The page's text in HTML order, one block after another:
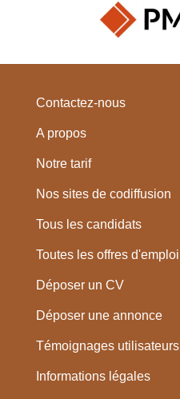
Contactez-nous
A propos
Notre tarif
Nos sites de codiffusion
Tous les candidats
Toutes les offres d'emploi
Déposer un CV
Déposer une annonce
Témoignages utilisateurs
Informations légales